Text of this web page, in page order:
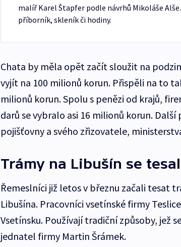
malíř Karel Štapfer podle návrhů Mikoláše
příborník, skleník či hodiny.
Chata by měla opět začít sloužit na
vyjít na 100 milionů korun. Přispěli na to
milionů korun. Spolu s penězi od krajů,
darů se vybralo asi 16 milionů korun. Další
pojišťovny a svého zřizovatele,
Trámy na Libušín se
Řemeslníci již letos v březnu začali tesat
Libušína. Pracovníci vsetínské firmy
Vsetínsku. Používají tradiční způsoby, jež
jednatel firmy Martin Šrámek.